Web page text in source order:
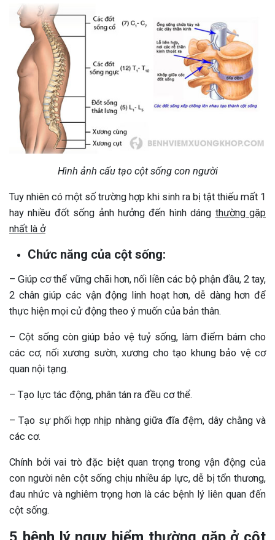
Hình ảnh cấu tạo cột sống con người
Tuy nhiên có một số trường hợp khi sinh ra bị tật thiếu mất 1
hay nhiều đốt sống ảnh hưởng đến hình dáng thường gặp
nhất là ở
Chức năng của cột sống:
– Giúp cơ thể vững chãi hơn, nối liền các bộ phận đầu, 2 tay,
2 chân giúp các vận động linh hoạt hơn, dễ dàng hơn để
thực hiện mọi cử động theo ý muốn của bản thân.
– Cột sống còn giúp bảo vệ tuỷ sống, làm điểm bám cho
các cơ, nối xương sườn, xương cho tạo khung bảo vệ cơ
quan nội tạng.
– Tạo lực tác động, phân tán ra đều cơ thể.
– Tạo sự phối hợp nhịp nhàng giữa đĩa đệm, dây chằng và
các cơ.
Chính bởi vai trò đặc biệt quan trọng trong vận động của
con người nên cột sống chịu nhiều áp lực, dễ bị tổn thương,
đau nhức và nghiêm trọng hơn là các bệnh lý liên quan đến
cột sống.